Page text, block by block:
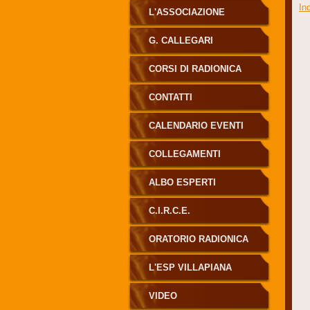
L'ASSOCIAZIONE
G. CALLEGARI
CORSI DI RADIONICA
CONTATTI
CALENDARIO EVENTI
COLLEGAMENTI
ALBO ESPERTI
RADIONICA CALLEGARI
C.I.R.C.E.
ORATORIO RADIONICA
L'ESP VILLAPIANA
VIDEO